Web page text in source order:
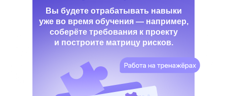
Вы будете отрабатывать навыки
уже во время обучения — например,
соберёте требования к проекту
и построите матрицу рисков.